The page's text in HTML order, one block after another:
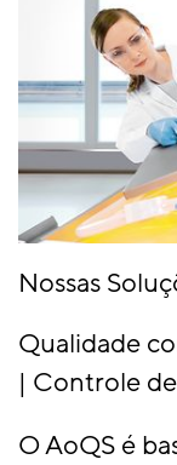
Nossas
Qualidade
| Controle
O AoQS é